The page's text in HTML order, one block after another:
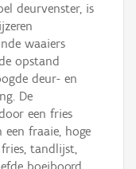
deurvenster, is
waaiers
opstand
deur- en
De
een fries
fraaie, hoge
tandlijst,